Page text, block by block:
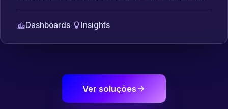
Dashboards· Insights
Ver soluções